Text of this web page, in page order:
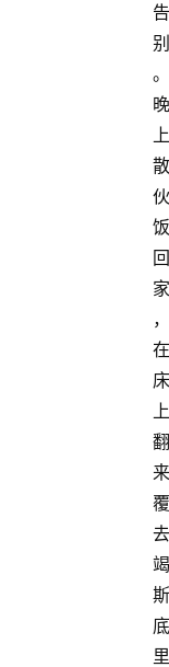
告
别
。
晚
上
散
伙
饭
回
家
，
在
床
上
翻
来
覆
去
竭
斯
底
里